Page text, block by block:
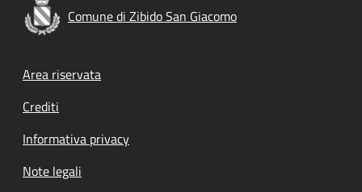
Comune di Zibido San Giacomo
Footer menu
Area riservata
Crediti
Informativa privacy
Note legali